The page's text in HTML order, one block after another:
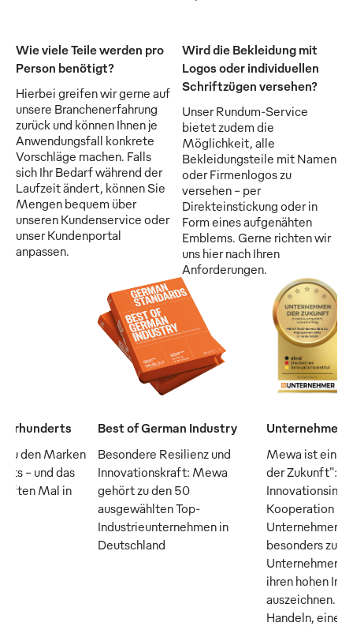
Wie viele Teile werden pro
Person benötigt?
Hierbei greifen wir gerne auf
unsere Branchenerfahrung
zurück und können Ihnen je
Anwendungsfall konkrete
Vorschläge machen. Falls
sich Ihr Bedarf während der
Laufzeit ändert, können Sie
Mengen bequem über
unseren Kundenservice oder
unser Kundenportal
anpassen.
Wird die Bekleidung mit
Logos oder individuellen
Schriftzügen versehen?
Unser Rundum-Service
bietet zudem die
Möglichkeit, alle
Bekleidungsteile mit Namen
oder Firmenlogos zu
versehen - per
Direkteinstickung oder in
Form eines aufgenähten
Emblems. Gerne richten wir
uns hier nach Ihren
Anforderungen.
den Marken
– und das
Mal in
Best of German Industry
Besondere Resilienz und
Innovationskraft: Mewa
gehört zu den 50
ausgewählten Top-
Industrieunternehmen in
Deutschland
Unternehmen
Mewa ist ein
der Zukunft":
Kooperation
Unternehmer
besonders
Unternehmen,
ihren hohen
auszeichnen.
Handeln, eine